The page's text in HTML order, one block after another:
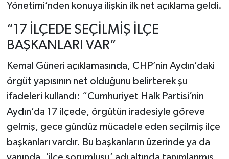
Yönetimi’nden konuya ilişkin ilk net açıklama geldi.
“17 İLÇEDE SEÇİLMİŞ İLÇE
BAŞKANLARI VAR”
Kemal Güneri açıklamasında, CHP’nin Aydın’daki
örgüt yapısının net olduğunu belirterek şu
ifadeleri kullandı: “Cumhuriyet Halk Partisi’nin
Aydın’da 17 ilçede, örgütün iradesiyle göreve
gelmiş, gece gündüz mücadele eden seçilmiş ilçe
başkanları vardır. Bu başkanların üzerinde ya da